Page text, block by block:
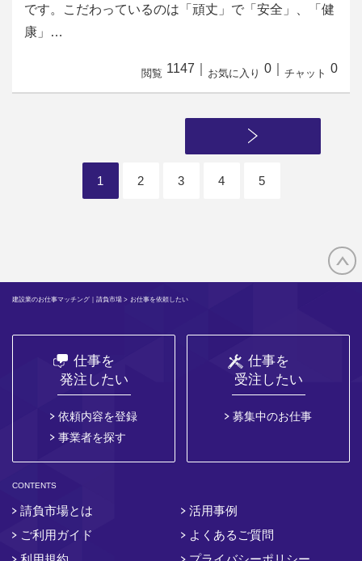
です。こだわっているのは「頑丈」で「安全」、「健
康」…
閲覧 1147 お気に入り 0 チャット 0
1 2 3 4 5
建設業のお仕事マッチング｜請負市場 > お仕事を依頼したい
仕事を
発注したい
依頼内容を登録
事業者を探す
仕事を
受注したい
募集中のお仕事
CONTENTS
請負市場とは
活用事例
ご利用ガイド
よくあるご質問